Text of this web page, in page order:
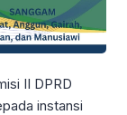
II DPRD
instansi